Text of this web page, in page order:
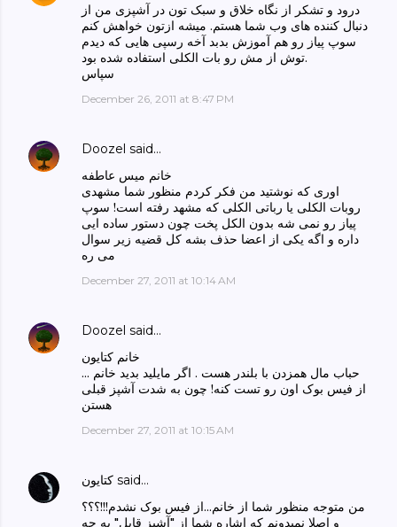
درود و تشکر از نگاه خلاق و سبک تون در آشپزی من از
دنبال کننده های وب شما هستم. میشه ازتون خواهش کنم
سوپ پیاز رو هم آموزش بدبد آخه رسپی هایی که دیدم
توش از مش رو بات الکلی استفاده شده بود.
سپاس
December 26, 2011 at 8:47 PM
Doozel said…
خانم میس عاطفه
اوری که نوشتید من فکر کردم منظور شما مشهدی
روبات الکلی یا رباتی الکلی که مشهد رفته است! سوپ
پیاز رو نمی شه بدون الکل پخت چون دستور ساده ایی
داره و اگه یکی از اعضا حذف بشه کل قضیه زیر سوال
می ره
December 27, 2011 at 10:14 AM
Doozel said…
خانم کتایون
حباب مال همزدن با بلندر هست . اگر مایلید بدید خانم ...
از فیس بوک اون رو تست کنه! چون به شدت آشپز قبلی
هستن
December 27, 2011 at 10:15 AM
كتايون said…
من متوجه منظور شما از خانم...از فیس بوک نشدم!!!؟؟؟
و اصلا نمیدونم که اشاره شما از "آشپز قابل" به چه